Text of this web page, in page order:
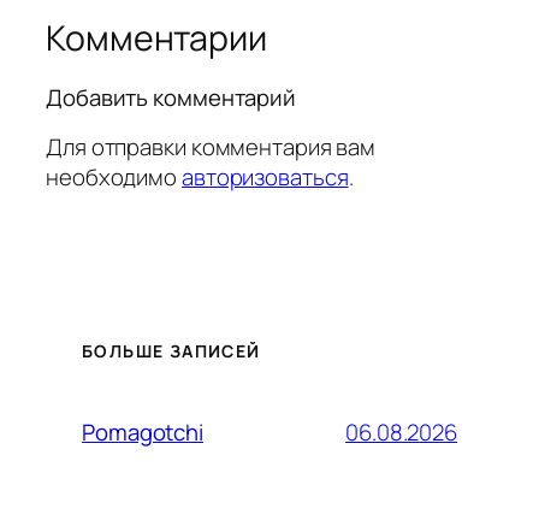
Комментарии
Добавить комментарий
Для отправки комментария вам
необходимоавторизоваться.
БОЛЬШЕ ЗАПИСЕЙ
Pomagotchi 06.08.2026